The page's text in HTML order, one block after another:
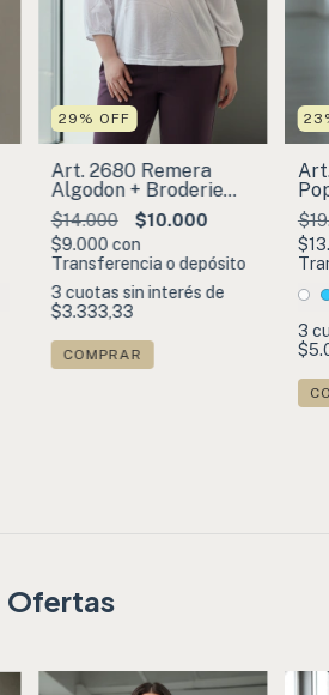
29 % OFF
Art. 2680 Remera
Algodon + Broderie
Manga 3/4
$14.000 $10.000
$9.000 con
Transferencia o depósito
3 cuotas sin interés de
$3.333,33
COMPRAR
23
3
Ofertas